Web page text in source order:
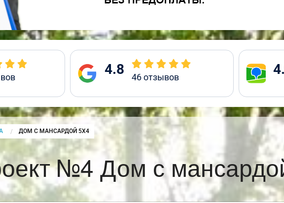
4.8 46отзывов
CURRENT:
ДОМ С МАНСАРДОЙ 5Х4
№4 Дом с